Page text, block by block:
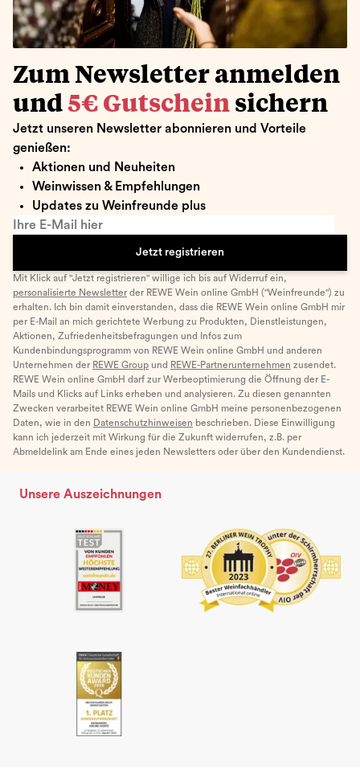
Zum Newsletter anmelden
und 5€ Gutschein sichern
Jetzt unseren Newsletter abonnieren und Vorteile
genießen:
Aktionen und Neuheiten
Weinwissen & Empfehlungen
Updates zu Weinfreunde plus
Ihre E-Mail hier
Jetzt registrieren
Mit Klick auf "Jetzt registrieren" willige ich bis auf Widerruf ein,
personalisierte Newsletter der REWE Wein online GmbH ("Weinfreunde") zu
erhalten. Ich bin damit einverstanden, dass die REWE Wein online GmbH mir
per E-Mail an mich gerichtete Werbung zu Produkten, Dienstleistungen,
Aktionen, Zufriedenheitsbefragungen und Infos zum
Kundenbindungsprogramm von REWE Wein online GmbH und anderen
Unternehmen der REWE Group und REWE-Partnerunternehmen zusendet.
REWE Wein online GmbH darf zur Werbeoptimierung die Öffnung der E-
Mails und Klicks auf Links erheben und analysieren. Zu diesen genannten
Zwecken verarbeitet REWE Wein online GmbH meine personenbezogenen
Daten, wie in den Datenschutzhinweisen beschrieben. Diese Einwilligung
kann ich jederzeit mit Wirkung für die Zukunft widerrufen, z.B. per
Abmeldelink am Ende eines jeden Newsletters oder über den Kundendienst.
Unsere Auszeichnungen